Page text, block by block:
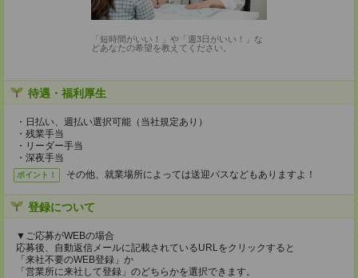
「短時間がいい！」や「週3日がいい！」な
どあなたの希望を教えてください。
待遇・福利厚生
・日払い、週払い選択可能（当社規定あり）
・残業手当
・リーダー手当
・深夜手当
ポイント！ その他、就業場所によっては送迎バスなどもありますよ！
登録について
▼ご応募がWEBの場合
応募後、自動返信メールに記載されているURLをクリックすると
「来社不要のWEB登録」か
「営業所に来社して登録」のどちらかを選択できます。